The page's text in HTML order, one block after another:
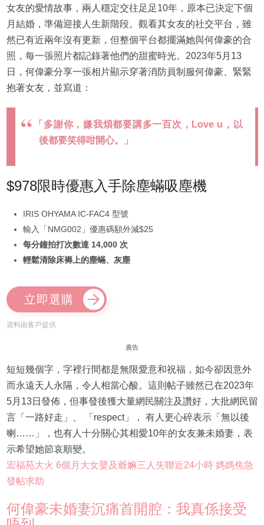
女友的愛情故事，兩人穩定交往足足10年，原本已決定下個
月結婚，準備迎接人生新階段。觀看其女友的社交平台，雖
然已有近兩年沒有更新，但整個平台都擺滿她與何偉豪的合
照，每一張照片都記錄著他們的甜蜜時光。2023年5月13
日，何偉豪分享一張相片顯示穿著消防員制服何偉豪、緊緊
抱著女友，並寫道：
「多謝你，嫌我煩都要講多一百次，Love u，以
後都要笑得咁開心。」
$978限時優惠入手除塵蟎吸塵機
IRIS OHYAMA IC-FAC4 型號
輸入「NMG002」優惠碼額外減$25
每分鐘拍打次數達 14,000 次
輕鬆清除床褥上的塵蟎、灰塵
立即選購
資料由客戶提供
廣告
短短幾個字，字裡行間都是無限愛意和祝福，如今卻因意外
而永遠天人永隔，令人相當心酸。這則帖子雖然已在2023年
5月13日發佈，但事發後獲大量網民關注及讚好，大批網民留
言「一路好走」、 「respect」， 有人更心碎表示「無以後
喇……」，也有人十分關心其相愛10年的女友兼未婚妻，表
示希望她節哀順變。
宏福苑大火 6個月大女嬰及爺嫲三人失聯近24小時 媽媽焦急
發帖求助
何偉豪未婚妻沉痛首開腔：我真係接受